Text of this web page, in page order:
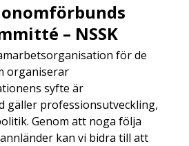
– NSSK
för de
organiserar
syfte är
gäller professionsutveckling,
Genom att noga följa
kan vi bidra till att